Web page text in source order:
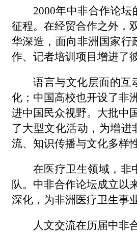
2000年中非合作论坛
征程。在经贸合作之外，
华深造，面向非洲国家行
作、记者培训项目增进了
语言与文化层面的互
化；中国高校也开设了非
进中国民众视野。大批中
了大型文化活动，为增
流、知识传播与文化多样
在医疗卫生领域，非
队。中非合作论坛成立以
深化，为非洲医疗卫生事
人文交流在历届中非